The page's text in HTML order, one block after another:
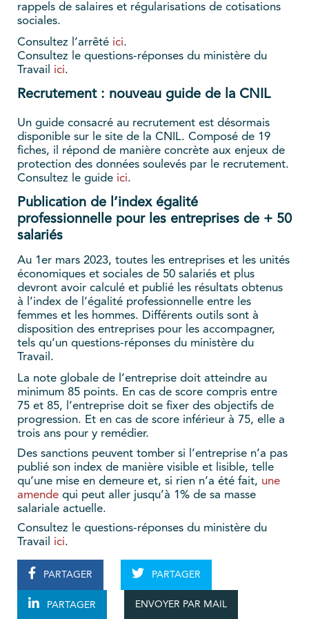
rappels de salaires et régularisations de cotisations
sociales.
Consultez l’arrêté ici.
Consultez le questions-réponses du ministère du
Travail ici.
Recrutement : nouveau guide de la CNIL
Un guide consacré au recrutement est désormais
disponible sur le site de la CNIL. Composé de 19
fiches, il répond de manière concrète aux enjeux de
protection des données soulevés par le recrutement.
Consultez le guide ici.
Publication de l’index égalité
professionnelle pour les entreprises de + 50
salariés
Au 1er mars 2023, toutes les entreprises et les unités
économiques et sociales de 50 salariés et plus
devront avoir calculé et publié les résultats obtenus
à l’index de l’égalité professionnelle entre les
femmes et les hommes. Différents outils sont à
disposition des entreprises pour les accompagner,
tels qu’un questions-réponses du ministère du
Travail.
La note globale de l’entreprise doit atteindre au
minimum 85 points. En cas de score compris entre
75 et 85, l’entreprise doit se fixer des objectifs de
progression. Et en cas de score inférieur à 75, elle a
trois ans pour y remédier.
Des sanctions peuvent tomber si l’entreprise n’a pas
publié son index de manière visible et lisible, telle
qu’une mise en demeure et, si rien n’a été fait, une
amende qui peut aller jusqu’à 1% de sa masse
salariale actuelle.
Consultez le questions-réponses du ministère du
Travail ici.
PARTAGER PARTAGER
PARTAGER ENVOYER PAR MAIL